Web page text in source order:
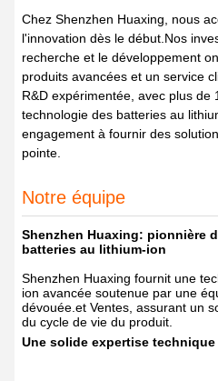
Chez Shenzhen Huaxing, nous
l'innovation dès le début.Nos
recherche et le développement
produits avancées et un service
R&D expérimentée, avec plus de
technologie des batteries au
engagement à fournir des
pointe.
Notre équipe
Shenzhen Huaxing: pionnière
batteries au lithium-ion
Shenzhen Huaxing fournit une
ion avancée soutenue par une
dévouée.et Ventes, assurant un
du cycle de vie du produit.
Une solide expertise technique